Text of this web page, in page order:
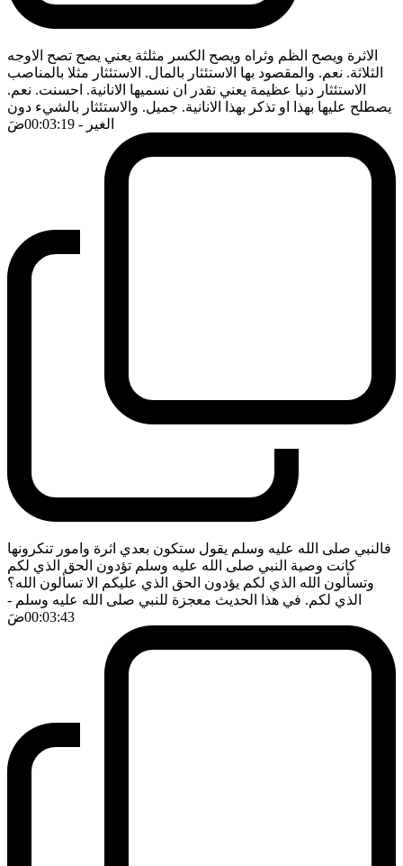
الاثرة ويصح الظم وثراه ويصح الكسر مثلثة يعني يصح تصح الاوجه
الثلاثة. نعم. والمقصود بها الاستئثار بالمال. الاستئثار مثلا بالمناصب
الاستئثار دنيا عظيمة يعني نقدر ان نسميها الانانية. احسنت. نعم.
يصطلح عليها بهذا او تذكر بهذا الانانية. جميل. والاستئثار بالشيء دون
الغير - 00:03:19 ضَ
فالنبي صلى الله عليه وسلم يقول ستكون بعدي اثرة وامور تنكرونها
كانت وصية النبي صلى الله عليه وسلم تؤدون الحق الذي لكم
وتسألون الله الذي لكم يؤدون الحق الذي عليكم الا تسألون الله؟
الذي لكم. في هذا الحديث معجزة للنبي صلى الله عليه وسلم -
00:03:43ضَ